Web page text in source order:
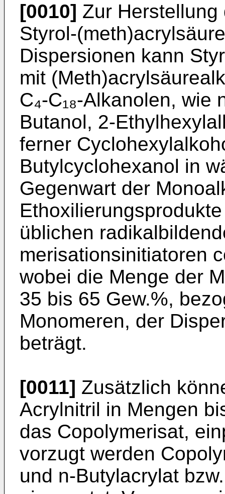
[0010] Zur
Styrol-
Dispersionen kann
mit
C₄-C₁₈-Alkanolen,
Butanol, 2-
ferner
Butylcyclohexanol in
Gegenwart der
üblichen
merisationsinitiatoren
wobei die Menge der
35 bis 65 Gew.%,
Monome­ren, der
beträgt.
[0011] Zusätzlich
Acrylnitril in Mengen
das Copolymerisat,
vorzugt werden
und n-Butylacrylat